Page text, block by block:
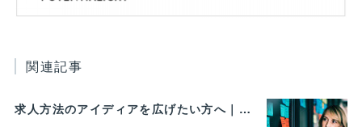
関連記事
求人方法のアイディアを広げたい方へ｜事例や手法をまとめて紹介